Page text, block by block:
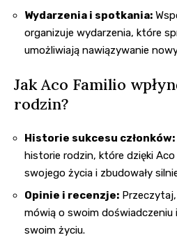
Wydarzenia i spotkania:
organizuje wydarzenia, które
umożliwiają nawiązywanie
Jak Aco Familio
rodzin?
Historie sukcesu członków:
historie rodzin, które dzięki Aco
swojego życia i zbudowały
Opinie i recenzje:
mówią o swoim doświadczeniu
swoim życiu.